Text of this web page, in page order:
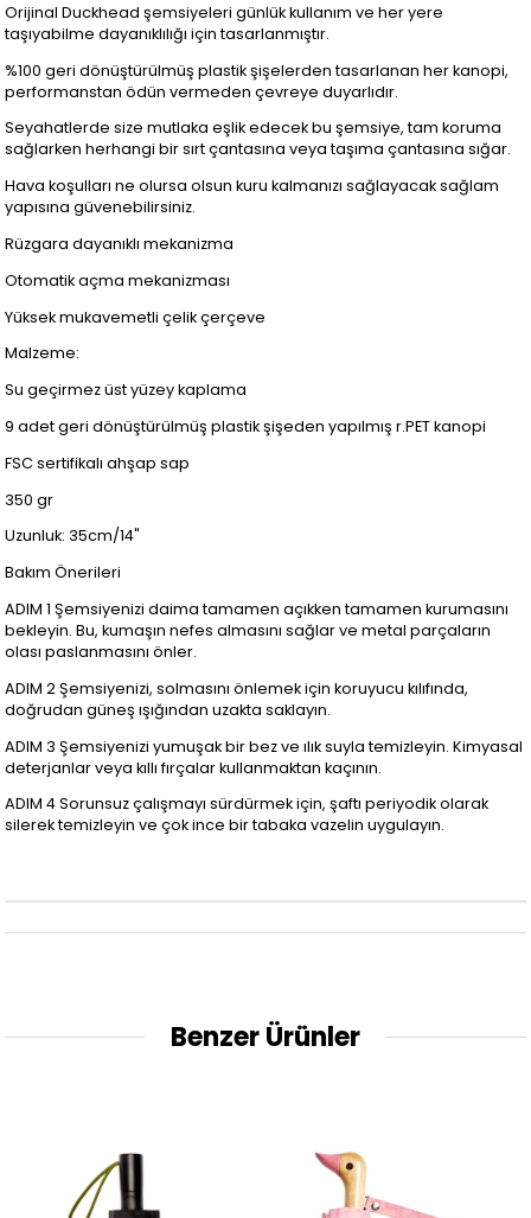
Orijinal Duckhead şemsiyeleri günlük kullanım ve her yere
taşıyabilme dayanıklılığı için tasarlanmıştır.
%100 geri dönüştürülmüş plastik şişelerden tasarlanan her kanopi,
performanstan ödün vermeden çevreye duyarlıdır.
Seyahatlerde size mutlaka eşlik edecek bu şemsiye, tam koruma
sağlarken herhangi bir sırt çantasına veya taşıma çantasına sığar.
Hava koşulları ne olursa olsun kuru kalmanızı sağlayacak sağlam
yapısına güvenebilirsiniz.
Rüzgara dayanıklı mekanizma
Otomatik açma mekanizması
Yüksek mukavemetli çelik çerçeve
Malzeme:
Su geçirmez üst yüzey kaplama
9 adet geri dönüştürülmüş plastik şişeden yapılmış r.PET kanopi
FSC sertifikalı ahşap sap
350 gr
Uzunluk: 35cm/14"
Bakım Önerileri
ADIM 1 Şemsiyenizi daima tamamen açıkken tamamen kurumasını
bekleyin. Bu, kumaşın nefes almasını sağlar ve metal parçaların
olası paslanmasını önler.
ADIM 2 Şemsiyenizi, solmasını önlemek için koruyucu kılıfında,
doğrudan güneş ışığından uzakta saklayın.
ADIM 3 Şemsiyenizi yumuşak bir bez ve ılık suyla temizleyin. Kimyasal
deterjanlar veya kıllı fırçalar kullanmaktan kaçının.
ADIM 4 Sorunsuz çalışmayı sürdürmek için, şaftı periyodik olarak
silerek temizleyin ve çok ince bir tabaka vazelin uygulayın.
Benzer Ürünler